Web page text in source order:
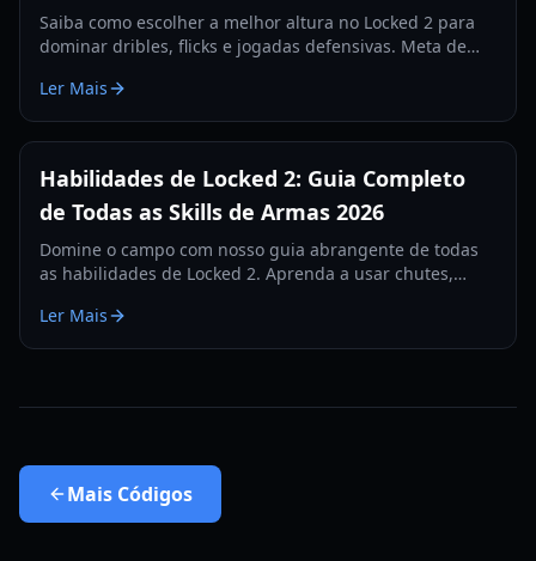
Saiba como escolher a melhor altura no Locked 2 para
dominar dribles, flicks e jogadas defensivas. Meta de
Ler Mais
Habilidades de Locked 2: Guia Completo
de Todas as Skills de Armas 2026
Domine o campo com nosso guia abrangente de todas
as habilidades de Locked 2. Aprenda a usar chutes,
Ler Mais
Mais Códigos